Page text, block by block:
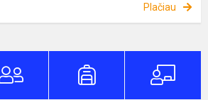
Plačiau